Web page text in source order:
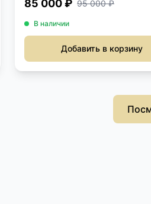
85 000 ₽ 95 000 ₽
В наличии
Добавить в корзину